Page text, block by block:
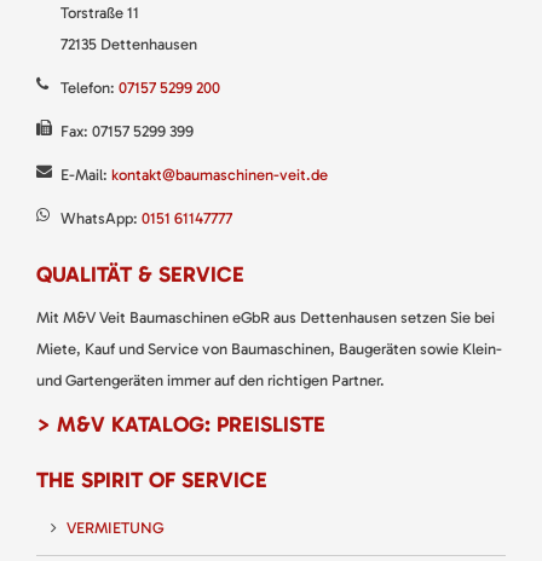
Torstraße 11
72135 Dettenhausen
Telefon: 07157 5299 200
Fax: 07157 5299 399
E-Mail: kontakt@baumaschinen-veit.de
WhatsApp: 0151 61147777
QUALITÄT & SERVICE
Mit M&V Veit Baumaschinen eGbR aus Dettenhausen setzen Sie bei
Miete, Kauf und Service von Baumaschinen, Baugeräten sowie Klein-
und Gartengeräten immer auf den richtigen Partner.
> M&V KATALOG: PREISLISTE
THE SPIRIT OF SERVICE
VERMIETUNG